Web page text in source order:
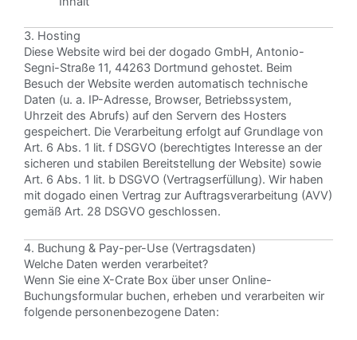
3. Hosting
Diese Website wird bei der dogado GmbH, Antonio-
Segni-Straße 11, 44263 Dortmund gehostet. Beim
Besuch der Website werden automatisch technische
Daten (u. a. IP-Adresse, Browser, Betriebssystem,
Uhrzeit des Abrufs) auf den Servern des Hosters
gespeichert. Die Verarbeitung erfolgt auf Grundlage von
Art. 6 Abs. 1 lit. f DSGVO (berechtigtes Interesse an der
sicheren und stabilen Bereitstellung der Website) sowie
Art. 6 Abs. 1 lit. b DSGVO (Vertragserfüllung). Wir haben
mit dogado einen Vertrag zur Auftragsverarbeitung (AVV)
gemäß Art. 28 DSGVO geschlossen.
4. Buchung & Pay-per-Use (Vertragsdaten)
Welche Daten werden verarbeitet?
Wenn Sie eine X-Crate Box über unser Online-
Buchungsformular buchen, erheben und verarbeiten wir
folgende personenbezogene Daten: